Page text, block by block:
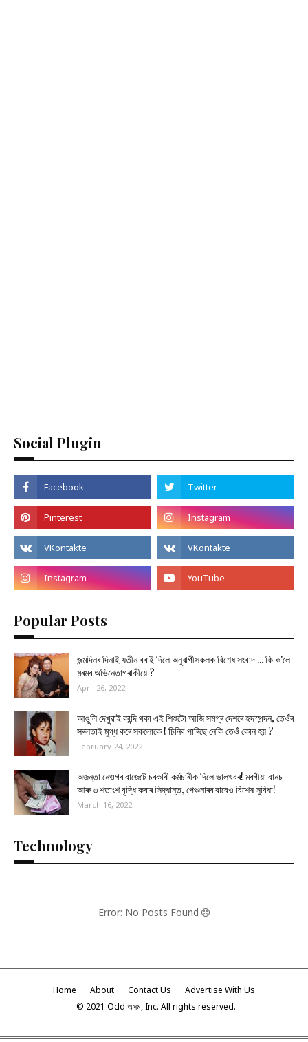
Social Plugin
Popular Posts
জন্মদিনৰ দিনাই যতীন বৰাই দিলে অনুৰাগীসকলক বিশেষ সংবাদ ... কি ক'লে
মৰমৰ অভিনেতাগৰাকীয়ে ?
April 26, 2022
আঙুলি দেখুৱাই কান্দি থকা এই শিশুটো আজি সমগ্ৰ দেশৰে হৃদস্পন্দন, তেওঁৰ
সৰলতাই মুগ্ধ কৰে সকলোকে ! চিনিব পাৰিছে নেকি তেওঁ কোন হয় ?
February 24, 2022
অজন্তা নেওগৰ বাজেটে চৰকাৰী কৰ্মচাৰীক দিলে ভালখবৰ! মৰগীয়া বানচ
আৰু ৩ শতাংশ বৃদ্ধি কৰাৰ সিদ্ধান্ত, পেঞ্চনাৰৰ বাবেও বিশেষ সুবিধা!
March 16, 2022
Technology
Error: No Posts Found
Home About Contact Us
Advertise With Us
© 2021 Odd অসম, Inc. All rights reserved.